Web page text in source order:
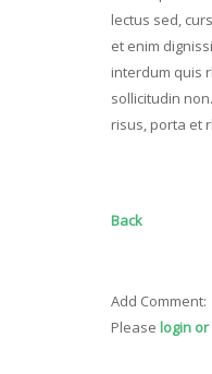
lectus sed,
et enim
interdum quis
sollicitudin
risus, porta et
Back
Add Comment:
Please login